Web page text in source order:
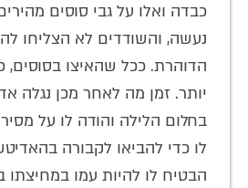
כבדה ואלו על גבי סוסים
נעשה, והשודדים לא הצליחו
הדוהרת. ככל שהאיצו בסוסים,
יותר. זמן מה לאחר מכן נגלה
בחלום הלילה והודה לו על
לו כדי להביאו לקבורה
הבטיח לו להיות עמו